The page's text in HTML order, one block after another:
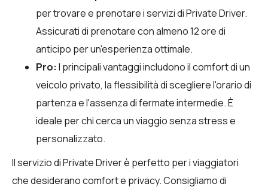
per trovare e prenotare i servizi di Private Driver.
Assicurati di prenotare con almeno 12 ore di
anticipo per un'esperienza ottimale.
Pro: I principali vantaggi includono il comfort di un
veicolo privato, la flessibilità di scegliere l'orario di
partenza e l'assenza di fermate intermedie. È
ideale per chi cerca un viaggio senza stress e
personalizzato.
Il servizio di Private Driver è perfetto per i viaggiatori
che desiderano comfort e privacy. Consigliamo di